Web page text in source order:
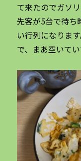
て来たのでガソ
先客が5台で待ち
い行列になりま
で、まあ空いて